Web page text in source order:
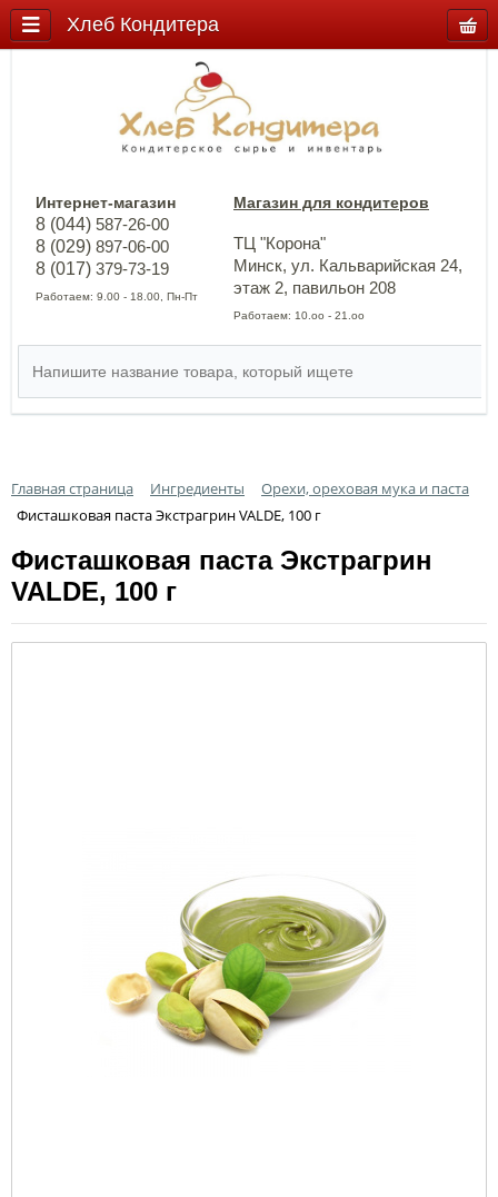
Интернет-магазин
8 (044) 587-26-00
8 (029) 897-06-00
8 (017) 379-73-19
Работаем: 9.00 - 18.00, Пн-Пт
Магазин для кондитеров
ТЦ "Корона"
Минск, ул. Кальварийская 24,
этаж 2, павильон 208
Работаем: 10.оо - 21.оо
Главная страница Ингредиенты
Орехи, ореховая мука и паста
Фисташковая паста Экстрагрин VALDE, 100 г
Фисташковая паста Экстрагрин
VALDE, 100 г
Хлеб Кондитера